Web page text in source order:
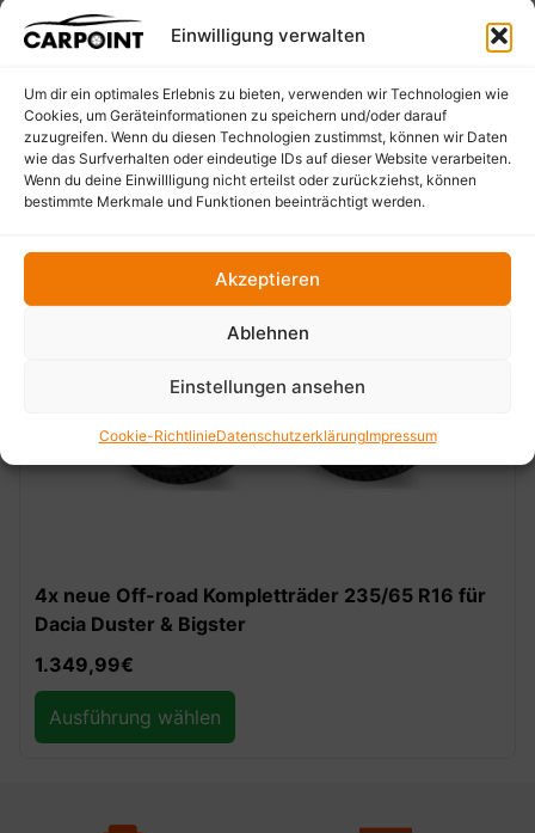
Einwilligung verwalten
Um dir ein optimales Erlebnis zu bieten, verwenden wir Technologien wie
Cookies, um Geräteinformationen zu speichern und/oder darauf
zuzugreifen. Wenn du diesen Technologien zustimmst, können wir Daten
wie das Surfverhalten oder eindeutige IDs auf dieser Website verarbeiten.
Wenn du deine Einwillligung nicht erteilst oder zurückziehst, können
bestimmte Merkmale und Funktionen beeinträchtigt werden.
Akzeptieren
Ablehnen
Einstellungen ansehen
Cookie-RichtlinieDatenschutzerklärungImpressum
4x neue Off-road Kompletträder 235/65 R16 für
Dacia Duster & Bigster
1.349,99€
Ausführung wählen